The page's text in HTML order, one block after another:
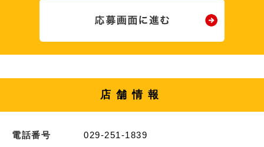
店舗情報
電話番号 029-251-1839